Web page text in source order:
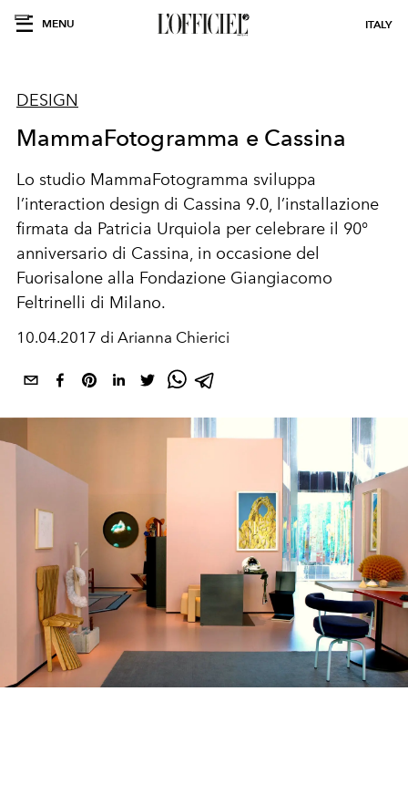
MENU ITALY
DESIGN
MammaFotogramma e Cassina
Lo studio MammaFotogramma sviluppa
l’interaction design di Cassina 9.0, l’installazione
firmata da Patricia Urquiola per celebrare il 90°
anniversario di Cassina, in occasione del
Fuorisalone alla Fondazione Giangiacomo
Feltrinelli di Milano.
10.04.2017 di Arianna Chierici